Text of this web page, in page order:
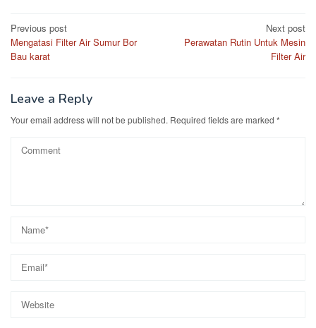
Post
navigation
Previous post
Mengatasi Filter Air Sumur Bor
Bau karat
Next post
Perawatan Rutin Untuk Mesin
Filter Air
Leave a Reply
Your email address will not be published. Required fields are marked *